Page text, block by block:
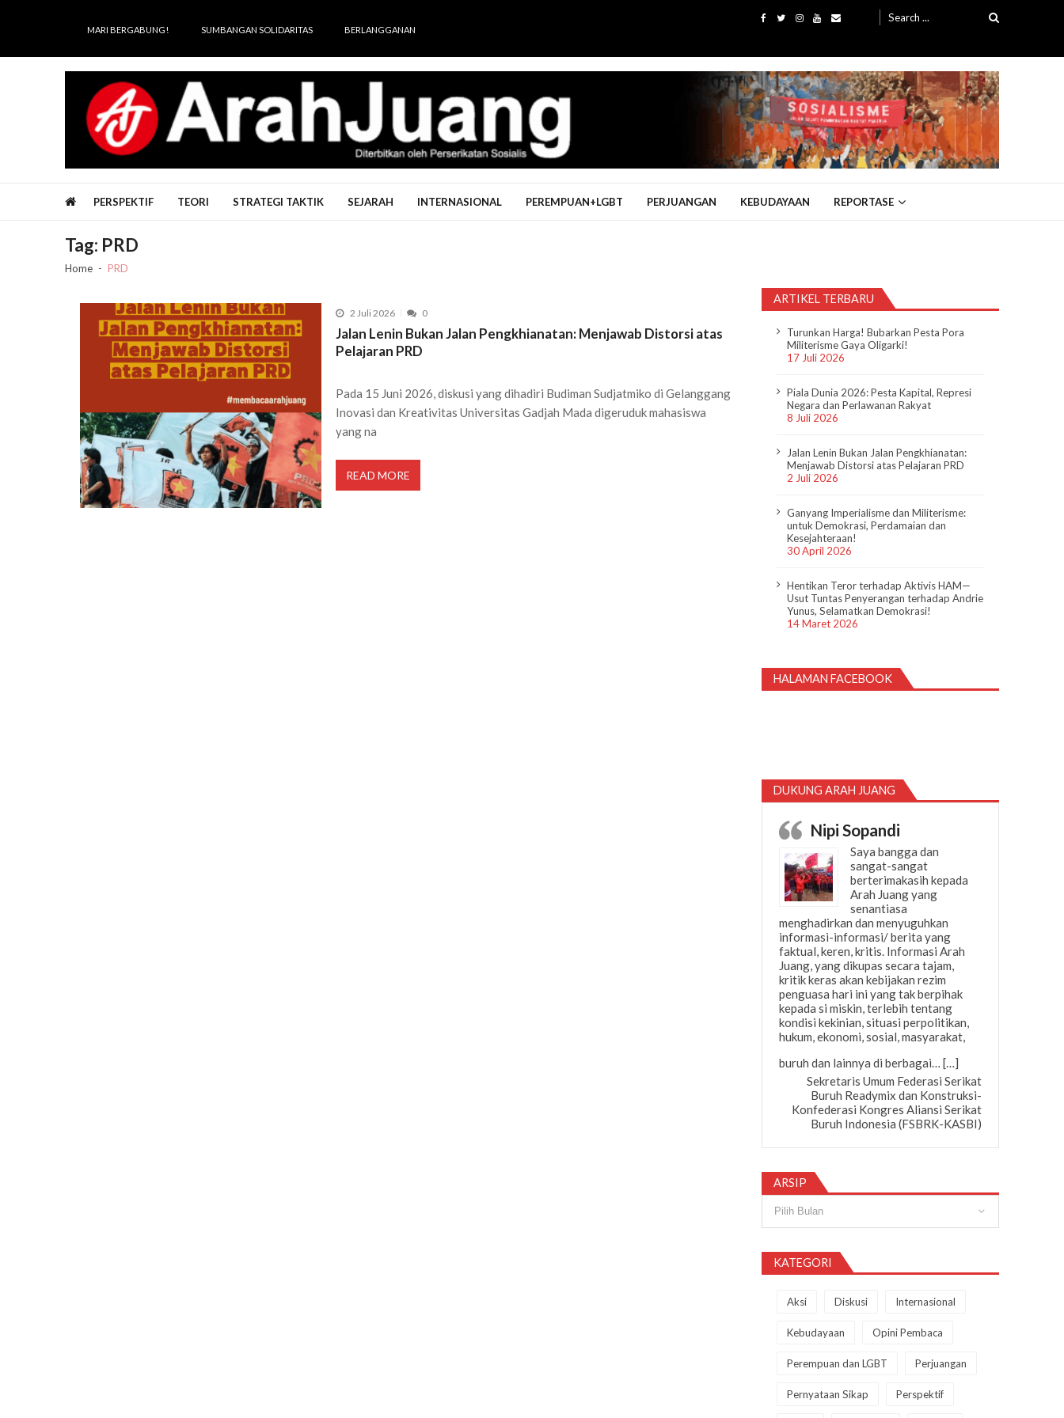
MARI BERGABUNG! SUMBANGAN SOLIDARITAS BERLANGGANAN
for:
PERSPEKTIF TEORI STRATEGI TAKTIK SEJARAH INTERNASIONAL PEREMPUAN+LGBT PERJUANGAN KEBUDAYAAN REPORTASE
Tag: PRD
Home PRD
2 Juli 2026 0
Jalan Lenin Bukan Jalan Pengkhianatan: Menjawab Distorsi atas
Pelajaran PRD
Pada 15 Juni 2026, diskusi yang dihadiri Budiman Sudjatmiko di Gelanggang
Inovasi dan Kreativitas Universitas Gadjah Mada digeruduk mahasiswa
yang na
READ MORE
ARTIKEL TERBARU
Turunkan Harga! Bubarkan Pesta Pora
Militerisme Gaya Oligarki!
17 Juli 2026
Piala Dunia 2026: Pesta Kapital, Represi
Negara dan Perlawanan Rakyat
8 Juli 2026
Jalan Lenin Bukan Jalan Pengkhianatan:
Menjawab Distorsi atas Pelajaran PRD
2 Juli 2026
Ganyang Imperialisme dan Militerisme:
untuk Demokrasi, Perdamaian dan
Kesejahteraan!
30 April 2026
Hentikan Teror terhadap Aktivis HAM—
Usut Tuntas Penyerangan terhadap Andrie
Yunus, Selamatkan Demokrasi!
14 Maret 2026
HALAMAN FACEBOOK
DUKUNG ARAH JUANG
Nipi Sopandi
Saya bangga dan
sangat-sangat
berterimakasih kepada
Arah Juang yang
senantiasa
menghadirkan dan menyuguhkan
informasi-informasi/ berita yang
faktual, keren, kritis. Informasi Arah
Juang, yang dikupas secara tajam,
kritik keras akan kebijakan rezim
penguasa hari ini yang tak berpihak
kepada si miskin, terlebih tentang
kondisi kekinian, situasi perpolitikan,
hukum, ekonomi, sosial, masyarakat,
buruh dan lainnya di berbagai…[…]
Sekretaris Umum Federasi Serikat
Buruh Readymix dan Konstruksi-
Konfederasi Kongres Aliansi Serikat
Buruh Indonesia (FSBRK-KASBI)
ARSIP
KATEGORI
Aksi Diskusi Internasional
Kebudayaan Opini Pembaca
Perempuan dan LGBT Perjuangan
Pernyataan Sikap Perspektif